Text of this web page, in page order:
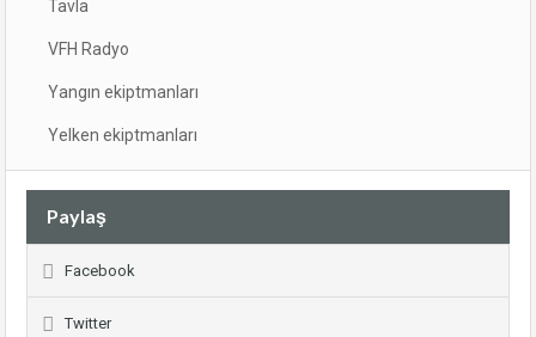
Tavla
VFH Radyo
Yangın ekiptmanları
Yelken ekiptmanları
Paylaş
Facebook
Twitter